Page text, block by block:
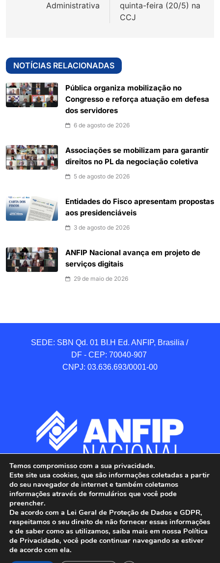
Administrativa
quinta-feira (20/5) na
CCJ
NOTÍCIAS RELACIONADAS
Pública organiza mobilização no
Congresso e reforça atuação em defesa
dos servidores
6 de agosto de 2026
Associações se mobilizam para garantir
direitos no PL da negociação coletiva
5 de agosto de 2026
Entidades do Fisco apresentam propostas
aos presidenciáveis
3 de agosto de 2026
ANFIP Nacional avança em projeto de
serviços digitais
29 de maio de 2026
SEDE: SBN Qd. 01 BI.H Ed. ANFIP, Brasilia /
DF - CEP: 70040-907
CNPJ: 03.636.693/0001-00
ANFIP - Associação Nacional dos Auditores
Fiscais da Receita Federal do Brasil.
Temos compromisso com a sua privacidade.
Este site usa cookies, que são informações coletadas a partir
do seu navegador de internet e também coletamos
informações através de formulários que você pode
preencher.
De acordo com a Lei Geral de Proteção de Dados e GDPR,
respeitamos o seu direito de não fornecer essas informações
e de saber como as utilizamos, saiba mais em nossa Política
de Privacidade, você pode continuar navegando se estiver
de acordo com ela.